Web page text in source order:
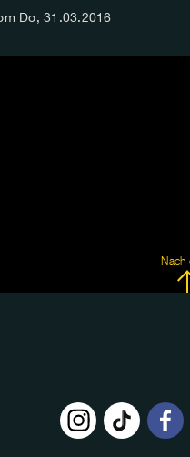
Do, 31.03.2016
Nach